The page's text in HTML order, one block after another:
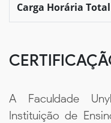
Carga Horária Total
A Faculdade
Instituição de